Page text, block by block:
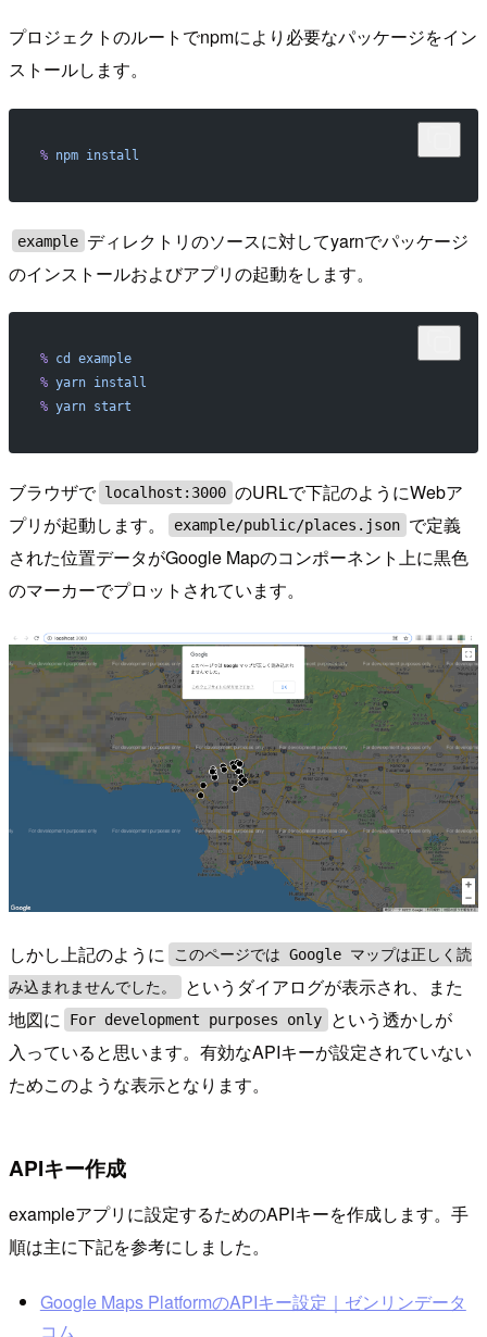
プロジェクトのルートでnpmにより必要なパッケージをイン
ストールします。
% npm install
example ディレクトリのソースに対してyarnでパッケージ
のインストールおよびアプリの起動をします。
% cd
example
% yarn install
% yarn start
ブラウザで localhost:3000 のURLで下記のようにWebア
プリが起動します。
example/public/places.json で定義
された位置データがGoogle Mapのコンポーネント上に黒色
のマーカーでプロットされています。
しかし上記のように
このページでは Google マップは正しく読
み込まれませんでした。
というダイアログが表示され、また
地図に
For development purposes only
という透かしが
入っていると思います。有効なAPIキーが設定されていない
ためこのような表示となります。
APIキー作成
exampleアプリに設定するためのAPIキーを作成します。手
順は主に下記を参考にしました。
Google Maps PlatformのAPIキー設定｜ゼンリンデータ
コム